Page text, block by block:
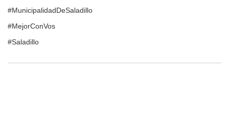
#MunicipalidadDeSaladillo
#MejorConVos
#Saladillo